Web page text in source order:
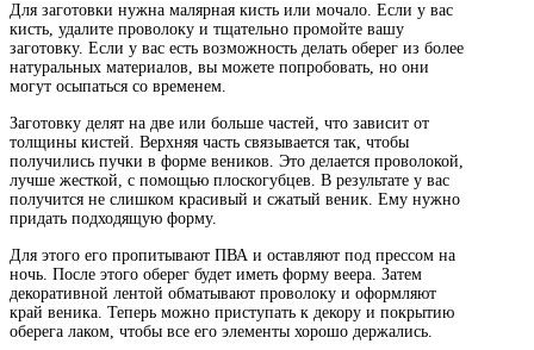
Для заготовки нужна малярная кисть или мочало. Если у вас
кисть, удалите проволоку и тщательно промойте вашу
заготовку. Если у вас есть возможность делать оберег из более
натуральных материалов, вы можете попробовать, но они
могут осыпаться со временем.
Заготовку делят на две или больше частей, что зависит от
толщины кистей. Верхняя часть связывается так, чтобы
получились пучки в форме веников. Это делается проволокой,
лучше жесткой, с помощью плоскогубцев. В результате у вас
получится не слишком красивый и сжатый веник. Ему нужно
придать подходящую форму.
Для этого его пропитывают ПВА и оставляют под прессом на
ночь. После этого оберег будет иметь форму веера. Затем
декоративной лентой обматывают проволоку и оформляют
край веника. Теперь можно приступать к декору и покрытию
оберега лаком, чтобы все его элементы хорошо держались.